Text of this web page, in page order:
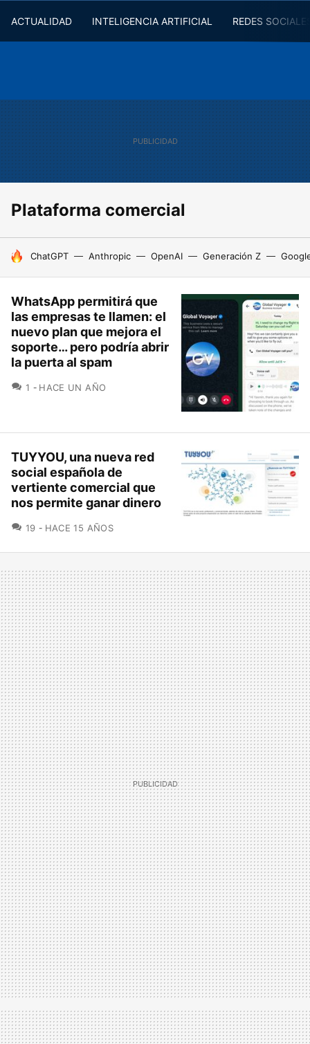
ACTUALIDAD INTELIGENCIA ARTIFICIAL REDES
Plataforma comercial
HOY SE HABLA DE
ChatGPT Anthropic OpenAI Generación Z
WhatsApp permitirá que
las empresas te llamen: el
nuevo plan que mejora el
soporte… pero podría abrir
la puerta al spam
1 COMENTARIOS
HACE UN AÑO
TUYYOU, una nueva red
social española de
vertiente comercial que
nos permite ganar dinero
19 COMENTARIOS
HACE 15 AÑOS